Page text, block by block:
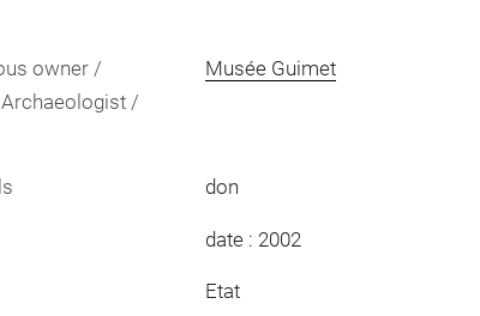
owner /
/
Musée Guimet
don
date : 2002
Etat